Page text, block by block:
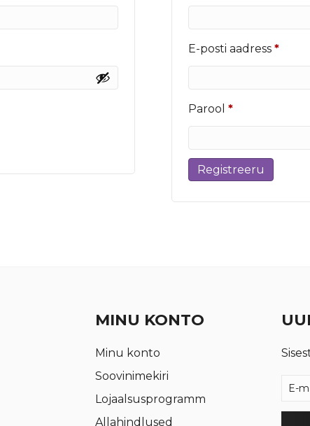
E-posti aadress*
Parool*Nõutud
Registreeru
MINU KONTO
Minu konto
Soovinimekiri
Lojaalsusprogramm
Allahindlused